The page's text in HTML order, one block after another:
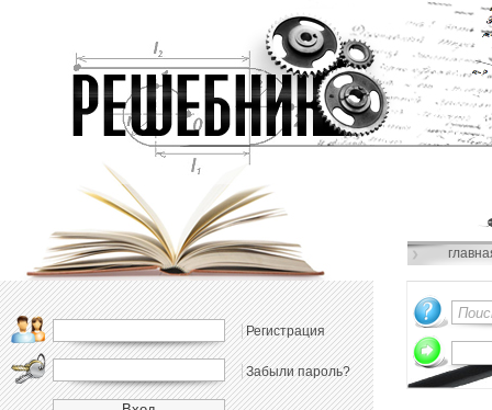
Регистрация
Забыли пароль?